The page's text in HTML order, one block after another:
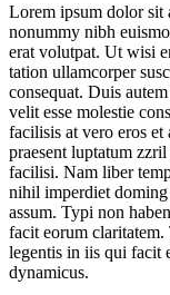
Lorem ipsum dolor sit
nonummy nibh
erat volutpat. Ut wisi
tation ullamcorper
consequat. Duis
velit esse molestie
facilisis at vero eros
praesent luptatum
facilisi. Nam liber
nihil imperdiet
assum. Typi non
facit eorum claritatem.
legentis in iis qui facit
dynamicus.